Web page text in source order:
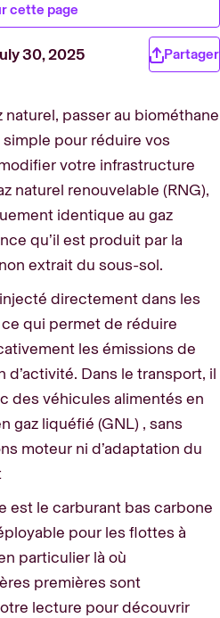
cette page
30, 2025 Partager
passer au biométhane
pour réduire vos
votre infrastructure
naturel renouvelable (RNG),
identique au gaz
qu’il est produit par la
extrait du sous-sol.
directement dans les
qui permet de réduire
les émissions de
Dans le transport, il
des véhicules alimentés en
gaz liquéfié (GNL) , sans
moteur ni d’adaptation du
est le carburant bas carbone
pour les flottes à
particulier là où
premières sont
lecture pour découvrir